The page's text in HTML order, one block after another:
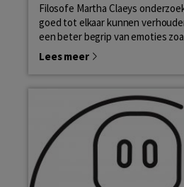
Filosofe Martha Claeys
goed tot elkaar kunnen
een beter begrip van emoties
Lees meer